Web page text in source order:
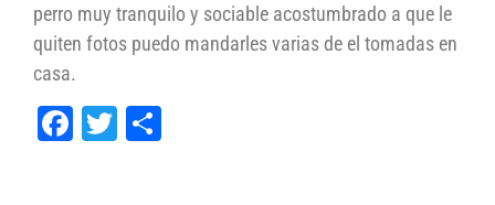
perro muy tranquilo y sociable acostumbrado a que le
quiten fotos puedo mandarles varias de el tomadas en
casa.
Facebook
Twitter